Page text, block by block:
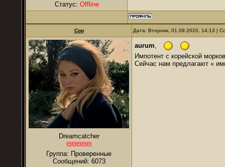
Статус: Offline
Сон Дата: Вторник, 01.09.2020, 14:13 |
Dreamcatcher
Группа: Проверенные
Сообщений: 6073
аurum,
Импотент с корейской
Сейчас нам предлагают «